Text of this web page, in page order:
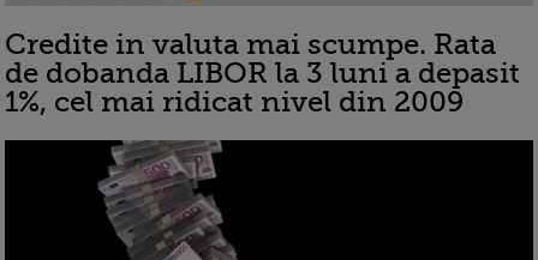
Credite in valuta mai scumpe. Rata
de dobanda LIBOR la 3 luni a depasit
1%, cel mai ridicat nivel din 2009